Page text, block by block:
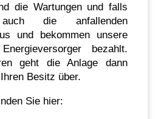
die Wartungen und falls
die anfallenden
und bekommen unsere
bezahlt.
geht die Anlage dann
Besitz über.
Sie hier: